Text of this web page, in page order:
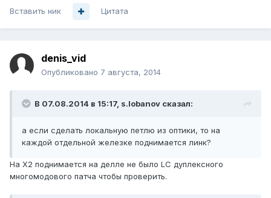
Вставить ник Цитата
denis_vid
Опубликовано 7 августа, 2014
В 07.08.2014 в 15:17, s.lobanov сказал:
а если сделать локальную петлю из оптики, то на
каждой отдельной железке поднимается линк?
На X2 поднимается на делле не было LC дуплексного
многомодового патча чтобы проверить.